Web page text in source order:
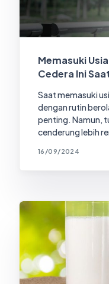
Memasuki
Cedera Ini
Saat memasuki
dengan rutin
penting. Namun,
cenderung lebih
16/09/2024